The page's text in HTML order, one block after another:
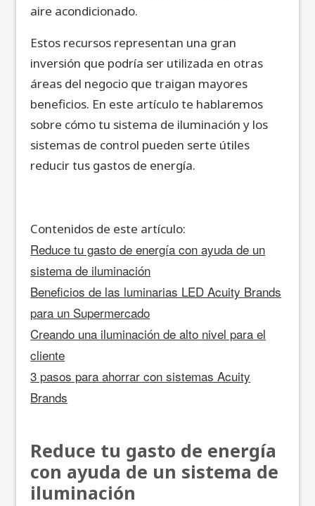
aire acondicionado.
Estos recursos representan una gran
inversión que podría ser utilizada en otras
áreas del negocio que traigan mayores
beneficios. En este artículo te hablaremos
sobre cómo tu sistema de iluminación y los
sistemas de control pueden serte útiles
reducir tus gastos de energía.
Contenidos de este artículo:
Reduce tu gasto de energía con ayuda de un
sistema de iluminación
Beneficios de las luminarias LED Acuity Brands
para un Supermercado
Creando una iluminación de alto nivel para el
cliente
3 pasos para ahorrar con sistemas Acuity
Brands
Reduce tu gasto de energía
con ayuda de un sistema de
iluminación